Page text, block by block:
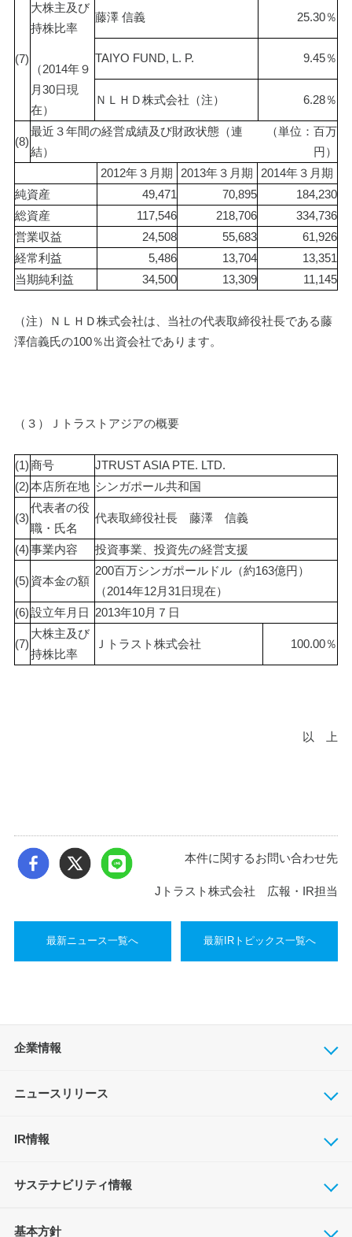
(7)
大株主及び
持株比率
（2014年９
月30日現
在）
藤澤 信義 25.30％
TAIYO FUND, L. P. 9.45％
ＮＬＨＤ株式会社（注） 6.28％
(8)
最近３年間の経営成績及び財政状態（連
結）
（単位：百万
円）
2012年３月期
2013年３月期
2014年３月期
純資産
49,471 70,895
184,230
総資産
117,546 218,706
334,736
営業収益
24,508 55,683
61,926
経常利益
5,486 13,704
13,351
当期純利益
34,500 13,309 11,145
（注）ＮＬＨＤ株式会社は、当社の代表取締役社長である藤
澤信義氏の100％出資会社であります。
（３）Ｊトラストアジアの概要
(1)商号
JTRUST ASIA PTE. LTD.
(2)本店所在地 シンガポール共和国
(3)
代表者の役
職・氏名
代表取締役社長　藤澤　信義
(4)事業内容 投資事業、投資先の経営支援
(5) 資本金の額
200百万シンガポールドル（約163億円）
（2014年12月31日現在）
(6)設立年月日 2013年10月７日
(7)
大株主及び
持株比率
Ｊトラスト株式会社 100.00％
以　上
本件に関するお問い合わせ先
Jトラスト株式会社 広報・IR担当
最新ニュース一覧へ 最新IRトピックス一覧へ
企業情報
ニュースリリース
IR情報
サステナビリティ情報
基本方針